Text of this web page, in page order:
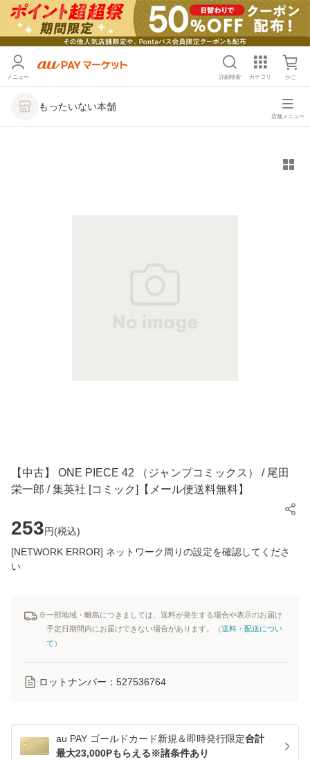
メニュー 詳細検索 カテゴリ かご
もったいない本舗
店舗メニュー
【中古】 ONE PIECE 42 （ジャンプコミックス） / 尾田
栄一郎 / 集英社 [コミック]【メール便送料無料】
253円(税込)
[NETWORK ERROR] ネットワーク周りの設定を確認してくださ
い
※一部地域・離島につきましては、送料が発生する場合や表示のお届け
予定日期間内にお届けできない場合があります。（送料・配送につい
て ）
ロットナンバー： 527536764
au PAY ゴールドカード新規＆即時発行限定合計
最大23,000Pもらえる※諸条件あり